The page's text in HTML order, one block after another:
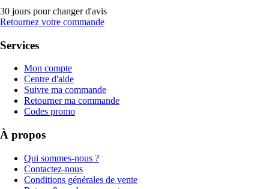
30 jours pour changer d'avis
Retournez votre commande
Services
Mon compte
Centre d'aide
Suivre ma commande
Retourner ma commande
Codes promo
À propos
Qui sommes-nous ?
Contactez-nous
Conditions générales de vente